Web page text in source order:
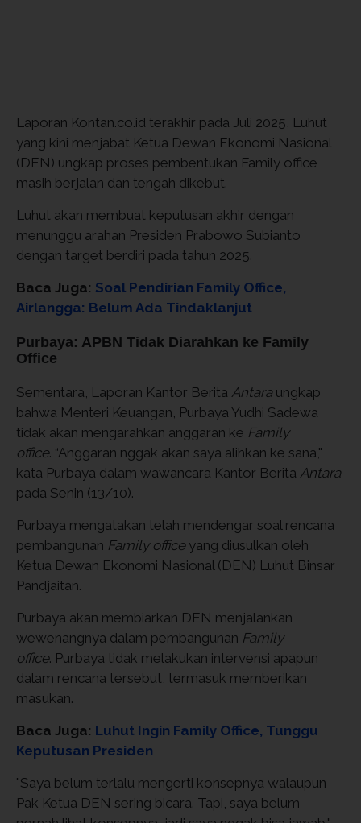
Laporan Kontan.co.id terakhir pada Juli 2025, Luhut
yang kini menjabat Ketua Dewan Ekonomi Nasional
(DEN) ungkap proses pembentukan Family office
masih berjalan dan tengah dikebut.
Luhut akan membuat keputusan akhir dengan
menunggu arahan Presiden Prabowo Subianto
dengan target berdiri pada tahun 2025.
Baca Juga: Soal Pendirian Family Office,
Airlangga: Belum Ada Tindaklanjut
Purbaya: APBN Tidak Diarahkan ke Family
Office
Sementara, Laporan Kantor Berita Antaraungkap
bahwa Menteri Keuangan, Purbaya Yudhi Sadewa
tidak akan mengarahkan anggaran ke Family
office. “Anggaran nggak akan saya alihkan ke sana,"
kata Purbaya dalam wawancara Kantor Berita Antara
pada Senin (13/10).
Purbaya mengatakan telah mendengar soal rencana
pembangunan Family officeyang diusulkan oleh
Ketua Dewan Ekonomi Nasional (DEN) Luhut Binsar
Pandjaitan.
Purbaya akan membiarkan DEN menjalankan
wewenangnya dalam pembangunan Family
office. Purbaya tidak melakukan intervensi apapun
dalam rencana tersebut, termasuk memberikan
masukan.
Baca Juga: Luhut Ingin Family Office, Tunggu
Keputusan Presiden
"Saya belum terlalu mengerti konsepnya walaupun
Pak Ketua DEN sering bicara. Tapi, saya belum